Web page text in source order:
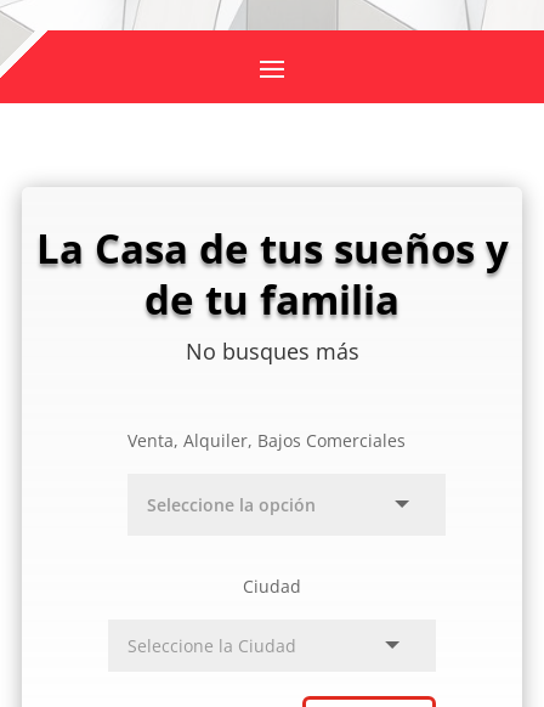
La Casa de tus sueños y
de tu familia
No busques más
Venta, Alquiler, Bajos Comerciales
Ciudad